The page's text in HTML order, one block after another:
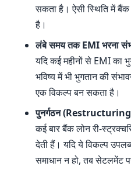
सकता है। ऐसी स्थिति में
है।
लंबे समय तक EMI भरना
यदि कई महीनों से EMI का
भविष्य में भी भुगतान की
एक विकल्प बन सकता है।
पुनर्गठन
कई बार बैंक लोन री-
देती हैं। यदि ये विकल्प
समाधान न हो, तब सेटलमेंट